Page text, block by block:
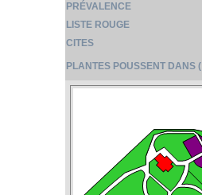
PRÉVALENCE
LISTE ROUGE
CITES
PLANTES POUSSENT DANS (